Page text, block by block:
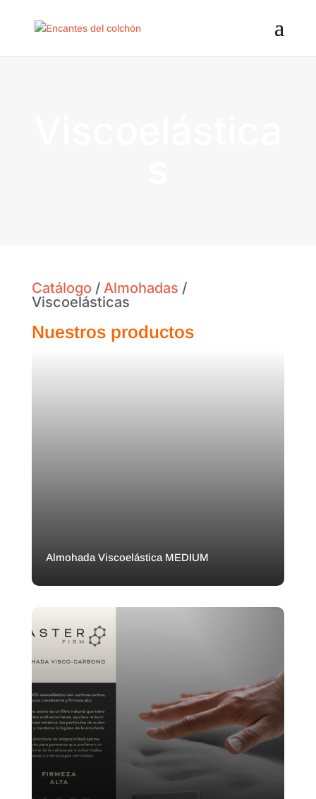
Catálogo / Almohadas /
Viscoelásticas
Nuestros productos
Almohada Viscoelástica MEDIUM